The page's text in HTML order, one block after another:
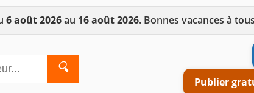
6 août 2026au 16 août 2026. Bonnes vacances à
🔍
Publier